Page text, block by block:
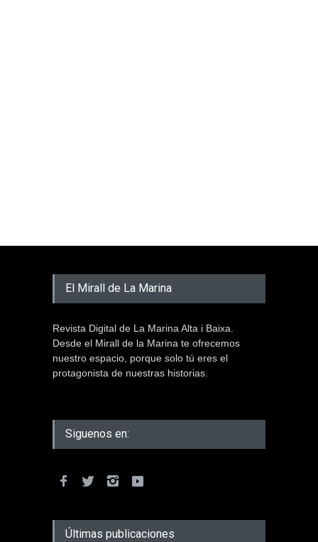
El Mirall de La Marina
Revista Digital de La Marina Alta i Baixa.
Desde el Mirall de la Marina te ofrecemos
nuestro espacio, porque solo tú eres el
protagonista de nuestras historias.
Siguenos en:
Últimas publicaciones